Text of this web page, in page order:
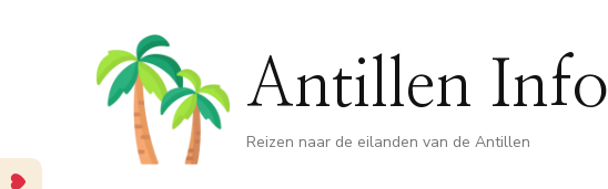
Antillen Info
Reizen naar de eilanden van de Antillen